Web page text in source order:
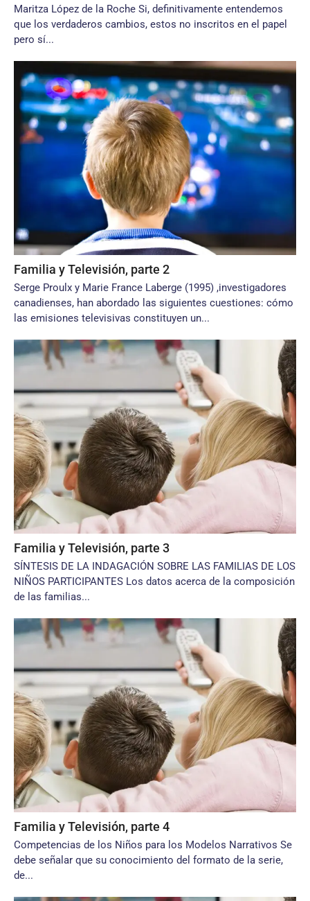
Maritza López de la Roche Si, definitivamente entendemos
que los verdaderos cambios, estos no inscritos en el papel
pero sí...
Familia y Televisión, parte 2
Serge Proulx y Marie France Laberge (1995) ,investigadores
canadienses, han abordado las siguientes cuestiones: cómo
las emisiones televisivas constituyen un...
Familia y Televisión, parte 3
SÍNTESIS DE LA INDAGACIÓN SOBRE LAS FAMILIAS DE LOS
NIÑOS PARTICIPANTES Los datos acerca de la composición
de las familias...
Familia y Televisión, parte 4
Competencias de los Niños para los Modelos Narrativos Se
debe señalar que su conocimiento del formato de la serie,
de...